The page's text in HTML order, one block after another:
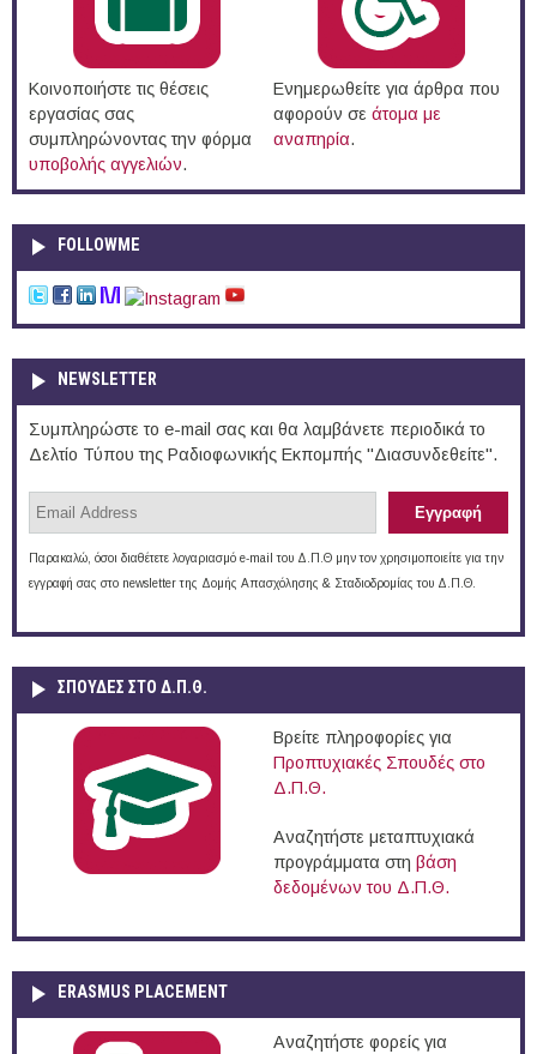
Κοινοποιήστε τις θέσεις
εργασίας σας
συμπληρώνοντας την φόρμα
υποβολής αγγελιών.
Ενημερωθείτε για άρθρα που
αφορούν σε άτομα με
αναπηρία.
FOLLOWME
NEWSLETTER
Συμπληρώστε το e-mail σας και θα λαμβάνετε περιοδικά το
Δελτίο Τύπου της Ραδιοφωνικής Εκπομπής "Διασυνδεθείτε".
Παρακαλώ, όσοι διαθέτετε λογαριασμό e-mail του Δ.Π.Θ μην τον χρησιμοποιείτε για την
εγγραφή σας στο newsletter της Δομής Απασχόλησης & Σταδιοδρομίας του Δ.Π.Θ.
ΣΠΟΥΔΈΣ ΣΤΟ Δ.Π.Θ.
Βρείτε πληροφορίες για
Προπτυχιακές Σπουδές στο
Δ.Π.Θ.
Αναζητήστε μεταπτυχιακά
προγράμματα στη βάση
δεδομένων του Δ.Π.Θ.
ERASMUS PLACEMENT
Αναζητήστε φορείς για